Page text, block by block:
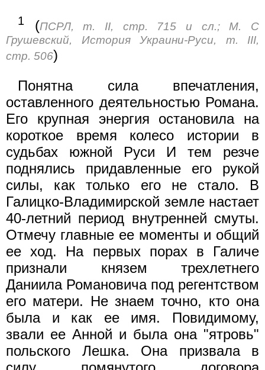
1 (ПСРЛ, т. II, стр. 715 и сл.; М. С
Грушевский, История Украини-Руси, т. III,
стр. 506)
Понятна сила впечатления,
оставленного деятельностью Романа.
Его крупная энергия остановила на
короткое время колесо истории в
судьбах южной Руси И тем резче
поднялись придавленные его рукой
силы, как только его не стало. В
Галицко-Владимирской земле настает
40-летний период внутренней смуты.
Отмечу главные ее моменты и общий
ее ход. На первых порах в Галиче
признали князем трехлетнего
Даниила Романовича под регентством
его матери. Не знаем точно, кто она
была и как ее имя. Повидимому,
звали ее Анной и была она "ятровь"
польского Лешка. Она призвала в